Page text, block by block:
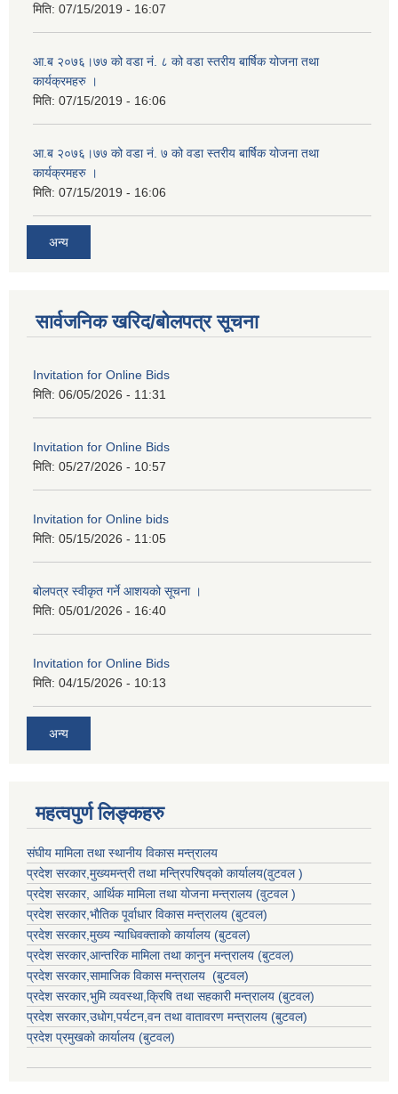
मिति: 07/15/2019 - 16:07
आ.ब २०७६।७७ को वडा नं. ८ को वडा स्तरीय बार्षिक योजना तथा
कार्यक्रमहरु ।
मिति: 07/15/2019 - 16:06
आ.ब २०७६।७७ को वडा नं. ७ को वडा स्तरीय बार्षिक योजना तथा
कार्यक्रमहरु ।
मिति: 07/15/2019 - 16:06
अन्य
सार्वजनिक खरिद/बोलपत्र सूचना
Invitation for Online Bids
मिति: 06/05/2026 - 11:31
Invitation for Online Bids
मिति: 05/27/2026 - 10:57
Invitation for Online bids
मिति: 05/15/2026 - 11:05
बोलपत्र स्वीकृत गर्ने आशयको सूचना ।
मिति: 05/01/2026 - 16:40
Invitation for Online Bids
मिति: 04/15/2026 - 10:13
अन्य
महत्वपुर्ण लिङ्कहरु
संघीय मामिला तथा स्थानीय विकास मन्त्रालय
प्रदेश सरकार,मुख्यमन्त्री तथा मन्त्रिपरिषद्को कार्यालय(वुटवल )
प्रदेश सरकार, आर्थिक मामिला तथा योजना मन्त्रालय (वुटवल )
प्रदेश सरकार,भाैतिक पूर्वाधार विकास मन्त्रालय (बुटवल)
प्रदेश सरकार,मुख्य न्याधिवक्ताकाे कार्यालय (बुटवल)
प्रदेश सरकार,आन्तरिक मामिला तथा कानुन मन्त्रालय (बुटवल)
प्रदेश सरकार,सामाजिक विकास मन्त्रालय (बुटवल)
प्रदेश सरकार,भुमि व्यवस्था,क्रिषि तथा सहकारी मन्त्रालय (बुटवल)
प्रदेश सरकार,उधाेग,पर्यटन,वन तथा वातावरण मन्त्रालय (बुटवल)
प्रदेश प्रमुखकाे कार्यालय (बुटवल)